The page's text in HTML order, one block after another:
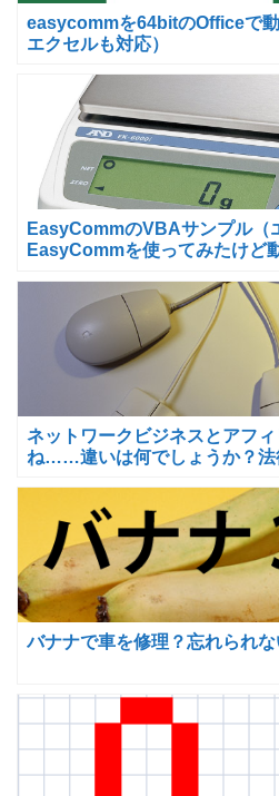
easycommを64bitのOfficeで
エクセルも対応）
EasyCommのVBAサンプル（
EasyCommを使ってみたけど
ネットワークビジネスとアフ
ね……違いは何でしょうか？法
バナナで車を修理？忘れられ